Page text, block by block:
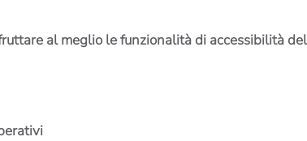
al meglio le funzionalità di accessibilità